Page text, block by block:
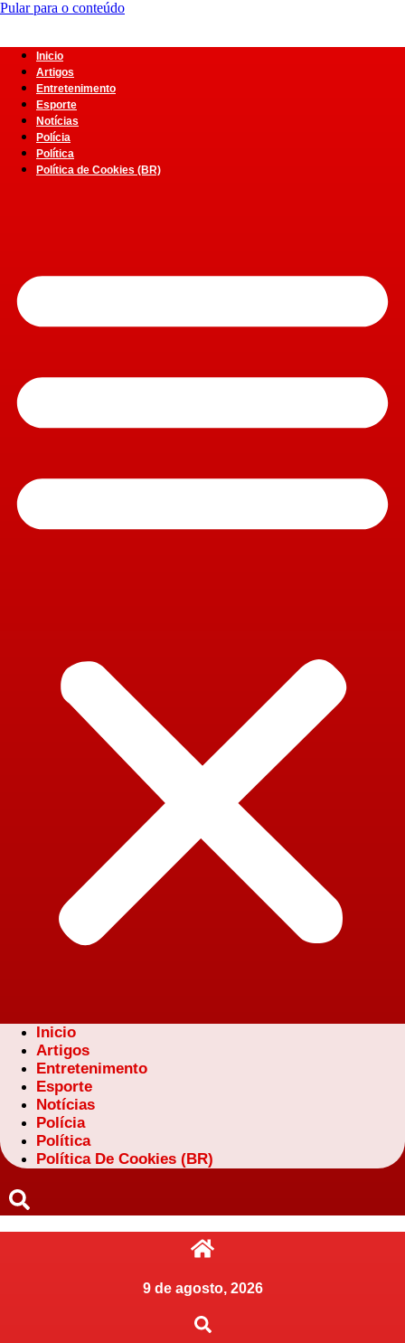
Pular para o conteúdo
Inicio
Artigos
Entretenimento
Esporte
Notícias
Polícia
Política
Política de Cookies (BR)
Inicio
Artigos
Entretenimento
Esporte
Notícias
Polícia
Política
Política De Cookies (BR)
9 de agosto, 2026